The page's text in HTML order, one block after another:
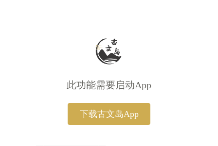
此功能需要启动App
下载古文岛App